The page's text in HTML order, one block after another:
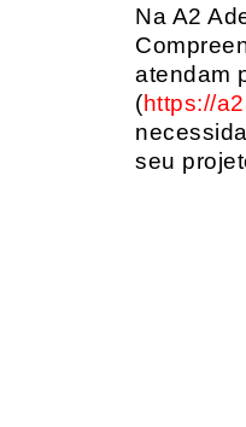
Na A2
atendam
(https://
seu